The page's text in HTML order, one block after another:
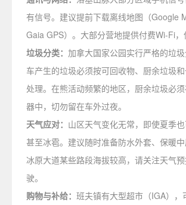
有信号。建议提前下载离线地图（Google
Gaia GPS）。大部分营地提供付费Wi-Fi，
垃圾分类： 加拿大国家公园实行严格的垃
车产生的垃圾必须按可回收物、厨余垃圾
处理。在熊活动频繁的地区，厨余垃圾必
器中，切勿留在车外过夜。
天气应对： 山区天气变化无常，即使夏季
甚至冰雹。建议随时准备防水外套、保暖中
冰原大道某些路段海拔较高，请关注天气
驶。
购物与补给： 班夫镇有大型超市（IGA），